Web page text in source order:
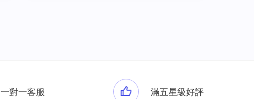
一對一客服 滿五星級好評